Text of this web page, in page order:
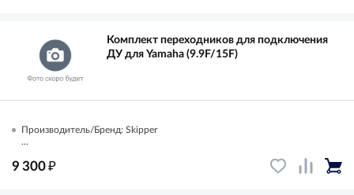
Комплект переходников для подключения
ДУ для Yamaha (9.9F/15F)
Производитель/Бренд: Skipper
...
9 300₽